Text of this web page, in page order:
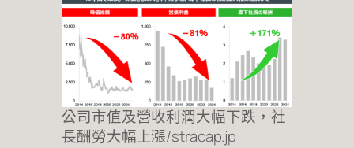
公司市值及營收利潤大幅下跌，社
長酬勞大幅上漲/stracap.jp